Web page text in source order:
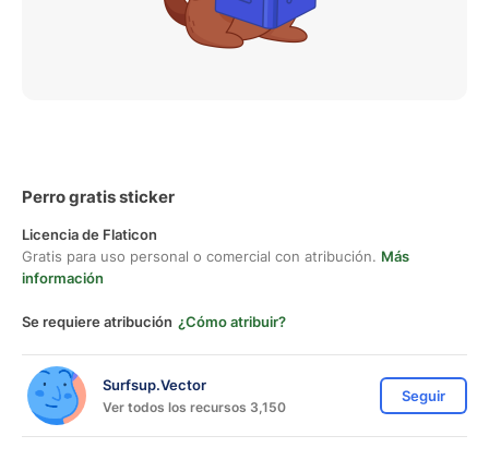
Perro gratis sticker
Licencia de Flaticon
Gratis para uso personal o comercial con atribución. Más
información
Se requiere atribución ¿Cómo atribuir?
Surfsup.Vector
Ver todos los recursos 3,150
Seguir